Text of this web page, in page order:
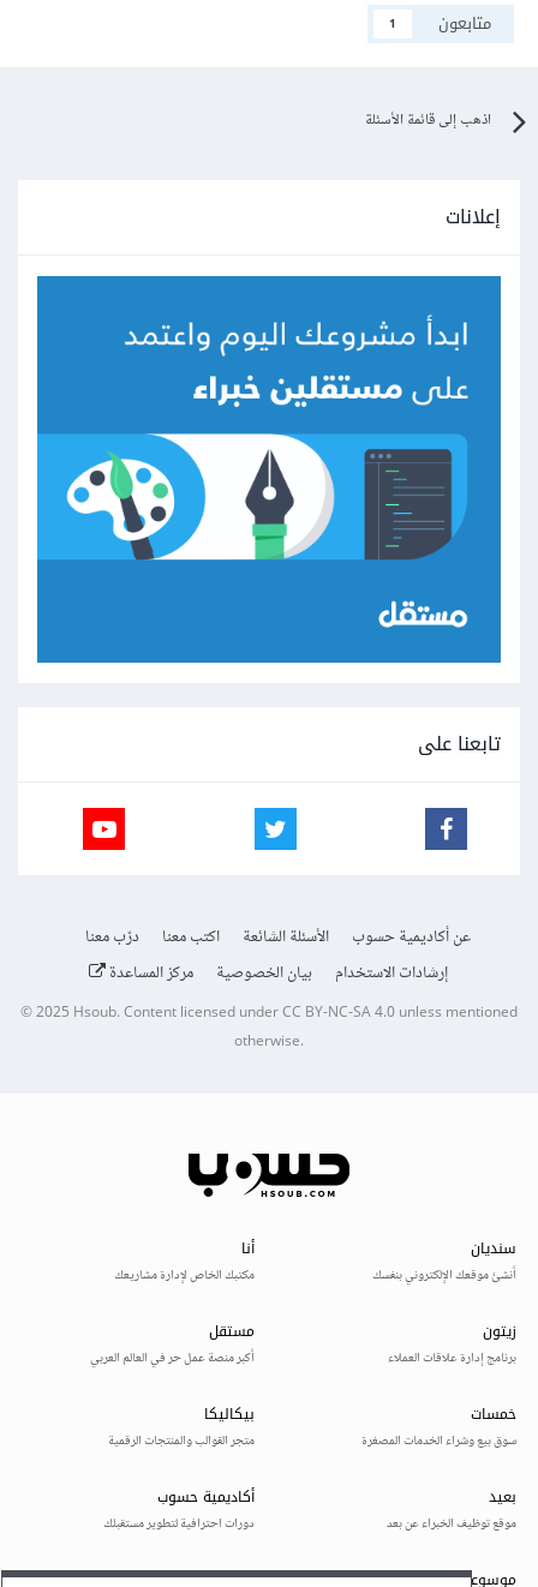
متابعون
1
اذهب إلى قائمة الأسئلة
إعلانات
تابعنا على
عن أكاديمية حسوب الأسئلة الشائعة اكتب معنا
درّب معنا
إرشادات الاستخدام
بيان الخصوصية مركز المساعدة
© 2025Hsoub.Content licensed underCC BY-NC-SA 4.0unless mentioned
otherwise.